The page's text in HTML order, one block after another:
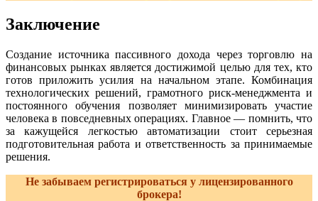
Заключение
Создание источника пассивного дохода через торговлю на
финансовых рынках является достижимой целью для тех, кто
готов приложить усилия на начальном этапе. Комбинация
технологических решений, грамотного риск-менеджмента и
постоянного обучения позволяет минимизировать участие
человека в повседневных операциях. Главное — помнить, что
за кажущейся легкостью автоматизации стоит серьезная
подготовительная работа и ответственность за принимаемые
решения.
Не забываем регистрироваться у лицензированного
брокера!